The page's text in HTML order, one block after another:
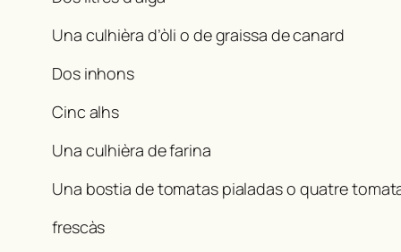
Una culhièra d’òli o de graissa de canard
Dos inhons
Cinc alhs
Una culhièra de farina
Una bostia de tomatas pialadas o quatre
frescàs